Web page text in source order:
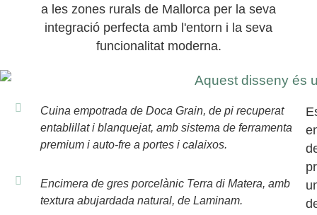
a les zones rurals de Mallorca per la seva
integració perfecta amb l'entorn i la seva
funcionalitat moderna.
Cuina empotrada de Doca Grain, de pi recuperat
entablillat i blanquejat, amb sistema de ferramenta
premium i auto-fre a portes i calaixos.
Encimera de gres porcelànic Terra di Matera, amb
textura abujardada natural, de Laminam.